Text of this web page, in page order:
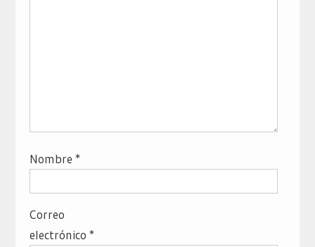
Nombre *
Correo
electrónico *